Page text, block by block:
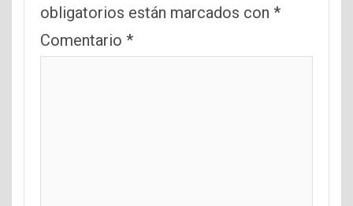
obligatorios están marcados con *
Comentario *